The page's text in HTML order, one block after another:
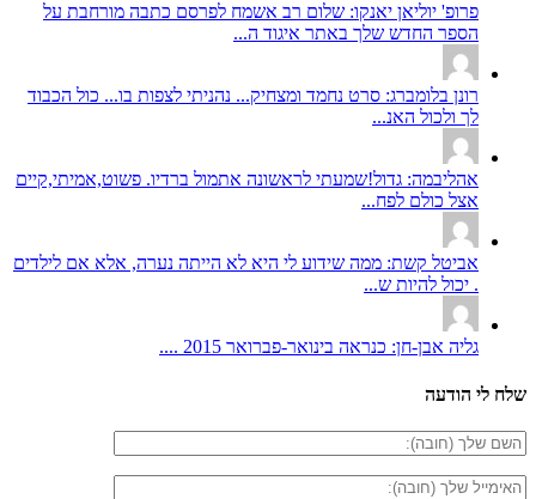
פרופ' יוליאן יאנקו: שלום רב אשמח לפרסם כתבה מורחבת על
הספר החדש שלך באתר איגוד ה...
רונן בלומברג: סרט נחמד ומצחיק... נהניתי לצפות בו... כול הכבוד
לך ולכול האנ...
אהליבמה: גדול!שמעתי לראשונה אתמול ברדיו. פשוט,אמיתי,קיים
אצל כולם לפח...
אביטל קשת: ממה שידוע לי היא לא הייתה נערה, אלא אם לילדים
. יכול להיות ש...
גליה אבן-חן: כנראה בינואר-פברואר 2015 ....
שלח לי הודעה